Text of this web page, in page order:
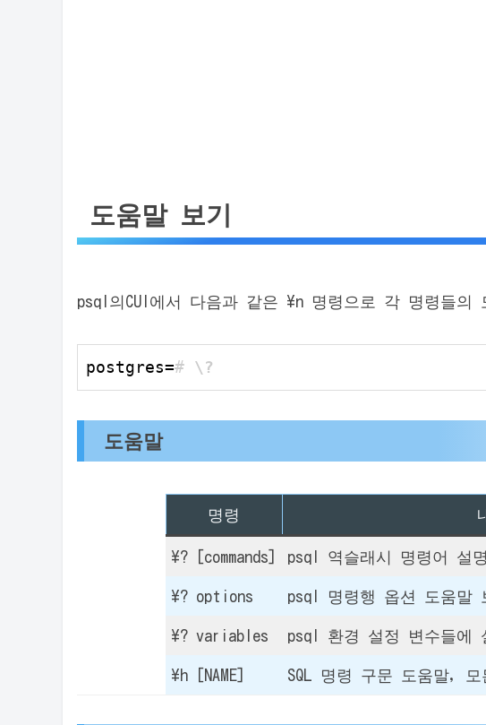
도움말 보기
psql의CUI에서 다음과 같은 \n 명령으로 각 명령들의
postgres=# \?
도움말
명령
\? [commands] psql 역슬래시 명령어 설명
\? options psql 명령행 옵션 도움말
\? variables psql 환경 설정 변수들에
\h [NAME] SQL 명령 구문 도움말,